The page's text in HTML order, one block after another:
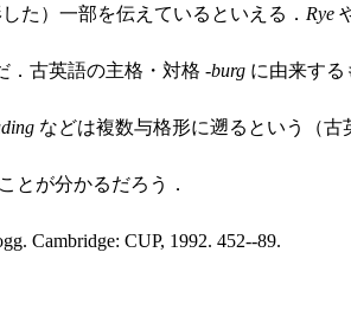
た）一部を伝えているといえる． Rye
．古英語の主格・対格 -burg に由来する
などは複数与格形に遡るという（古
とが分かるだろう．
Cambridge: CUP, 1992. 452--89.